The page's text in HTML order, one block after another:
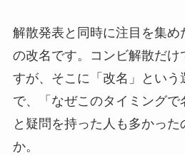
解散発表と同時に注目を集
の改名です。コンビ解散だけ
すが、そこに「改名」という
で、「なぜこのタイミングで
と疑問を持った人も多かった
か。